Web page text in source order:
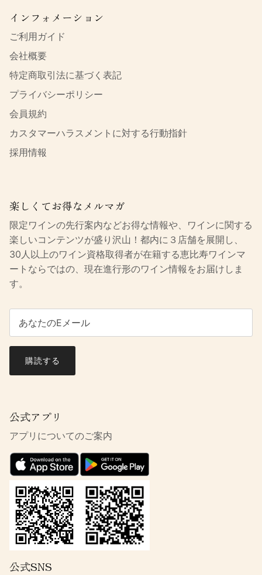
インフォメーション
ご利用ガイド
会社概要
特定商取引法に基づく表記
プライバシーポリシー
会員規約
カスタマーハラスメントに対する行動指針
採用情報
楽しくてお得なメルマガ
限定ワインの先行案内などお得な情報や、ワインに関する
楽しいコンテンツが盛り沢山！都内に３店舗を展開し、
30人以上のワイン資格取得者が在籍する恵比寿ワインマ
ートならではの、現在進行形のワイン情報をお届けしま
す。
購読する
公式アプリ
アプリについてのご案内
公式SNS